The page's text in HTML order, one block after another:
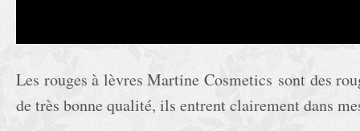
Les rouges à lèvres Martine Cosmetics sont des
de très bonne qualité, ils entrent clairement dans